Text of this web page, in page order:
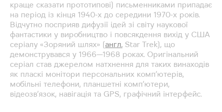
краще сказати прототипові) письменниками припадає
на період із кінця 1940-х до середини 1970-х років.
Відчутно посприяв дифузії ідей зі світу наукової
фантастики у виробництво і повсякдення вихід у США
серіалу «Зоряний шлях» ( англ. Star Trek), що
демонструвався у 1966—1968 роках. Оригінальний
серіал став джерелом натхнення для таких винаходів
як пласкі монітори персональних комп’ютерів,
мобільні телефони, планшетні комп’ютери,
відеозв’язок, навігація та GPS, графічний інтерфейс.